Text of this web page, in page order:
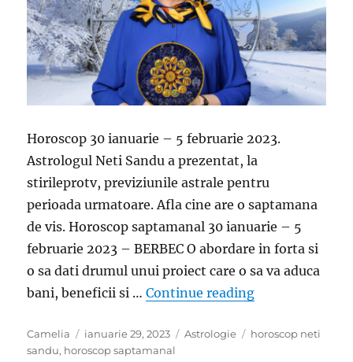
Horoscop 30 ianuarie – 5 februarie 2023.
Astrologul Neti Sandu a prezentat, la
stirileprotv, previziunile astrale pentru
perioada urmatoare. Afla cine are o saptamana
de vis. Horoscop saptamanal 30 ianuarie – 5
februarie 2023 – BERBEC O abordare in forta si
o sa dati drumul unui proiect care o sa va aduca
bani, beneficii si …Continue reading„Horoscop 30
Author
Camelia
Posted
on
ianuarie 29, 2023 Categories
Astrologie Tags
horoscop neti
sandu, horoscop saptamanal